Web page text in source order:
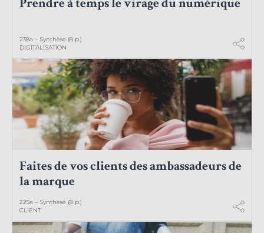
238a – Synthèse (8 p.)
DIGITALISATION
Faites de vos clients des ambassadeurs de
la marque
225a – Synthèse (8 p.)
CLIENT